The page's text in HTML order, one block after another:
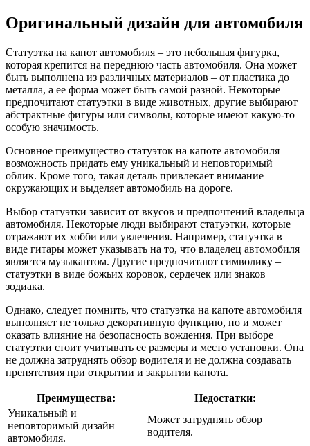
Оригинальный дизайн для автомобиля
Статуэтка на капот автомобиля – это небольшая фигурка,
которая крепится на переднюю часть автомобиля. Она может
быть выполнена из различных материалов – от пластика до
металла, а ее форма может быть самой разной. Некоторые
предпочитают статуэтки в виде животных, другие выбирают
абстрактные фигуры или символы, которые имеют какую-то
особую значимость.
Основное преимущество статуэток на капоте автомобиля –
возможность придать ему уникальный и неповторимый
облик. Кроме того, такая деталь привлекает внимание
окружающих и выделяет автомобиль на дороге.
Выбор статуэтки зависит от вкусов и предпочтений владельца
автомобиля. Некоторые люди выбирают статуэтки, которые
отражают их хобби или увлечения. Например, статуэтка в
виде гитары может указывать на то, что владелец автомобиля
является музыкантом. Другие предпочитают символику –
статуэтки в виде божьих коровок, сердечек или знаков
зодиака.
Однако, следует помнить, что статуэтка на капоте автомобиля
выполняет не только декоративную функцию, но и может
оказать влияние на безопасность вождения. При выборе
статуэтки стоит учитывать ее размеры и место установки. Она
не должна затруднять обзор водителя и не должна создавать
препятствия при открытии и закрытии капота.
Преимущества:
Недостатки:
Уникальный и
неповторимый дизайн
автомобиля.
Может затруднять обзор
водителя.